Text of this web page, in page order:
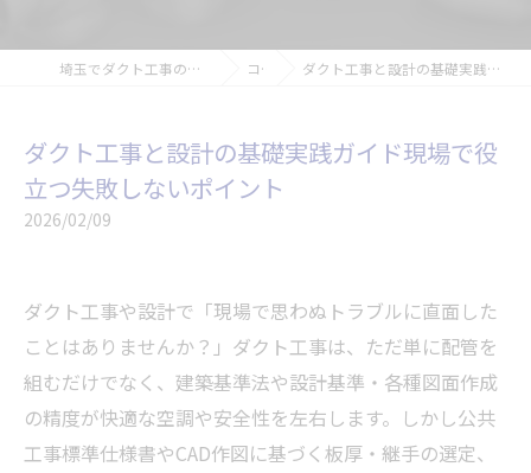
埼玉でダクト工事の求人なら大共設備工業株式会社 コラム ダクト工事と設計の基礎実践ガイド現場で役立つ失敗しないポイント
ダクト工事と設計の基礎実践ガイド現場で役
立つ失敗しないポイント
2026/02/09
ダクト工事や設計で「現場で思わぬトラブルに直面した
ことはありませんか？」ダクト工事は、ただ単に配管を
組むだけでなく、建築基準法や設計基準・各種図面作成
の精度が快適な空調や安全性を左右します。しかし公共
工事標準仕様書やCAD作図に基づく板厚・継手の選定、